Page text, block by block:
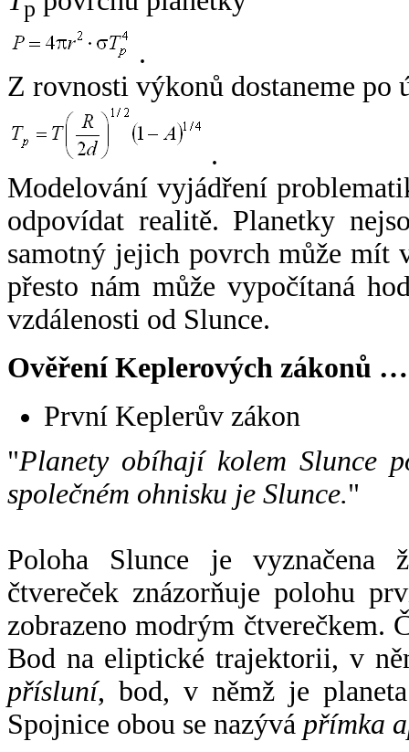
p
.
Z rovnosti výkonů dostaneme po
.
Modelování vyjádření
odpovídat realitě. Planetky
samotný jejich povrch může mít
přesto nám může vypočítaná
vzdálenosti od Slunce.
Ověření Keplerových zákonů …
První Keplerův zákon
"Planety obíhají kolem Slunce
společném ohnisku je Slunce."
Poloha Slunce je vyznačena
čtvereček znázorňuje polohu
zobrazeno modrým čtverečkem.
Bod na eliptické trajektorii, v
přísluní, bod, v němž je
Spojnice obou se nazývá přímka